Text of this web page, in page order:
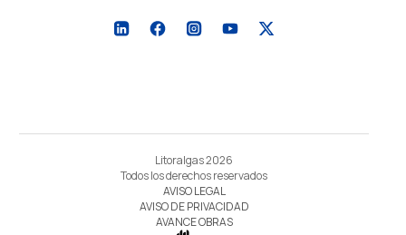
Litoralgas 2026
Todos los derechos reservados
AVISO LEGAL
AVISO DE PRIVACIDAD
AVANCE OBRAS